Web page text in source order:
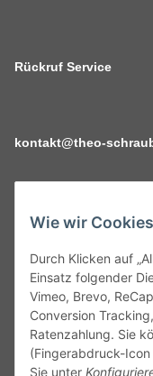
Wie wir
Durch Klicken auf
Einsatz folgender
Vimeo, Brevo,
Conversion
Ratenzahlung. Sie
(Fingerabdruck-
Sie unter
Rückruf Service
kontakt@theo-
Service
Gesetzliche
Alle technischen